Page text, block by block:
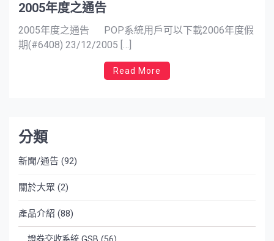
2005年度之通告
2005年度之通告 POP系統用戶可以下載2006年度假
期(#6408) 23/12/2005 […]
Read More
分類
新聞/通告 (92)
關於大眾 (2)
產品介紹 (88)